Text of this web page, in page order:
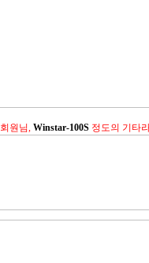
회원님, Winstar-100S정도의 기타